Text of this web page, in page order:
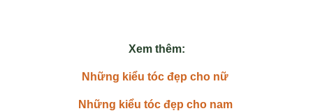
Xem thêm:
Những kiểu tóc đẹp cho nữ
Những kiểu tóc đẹp cho nam